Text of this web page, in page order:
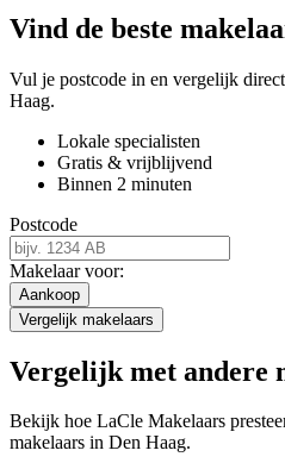
Vind de beste
Vul je postcode in en vergelijk
Haag.
Lokale specialisten
Gratis & vrijblijvend
Binnen 2 minuten
Postcode
Makelaar voor:
Aankoop
Vergelijk makelaars
Vergelijk met andere
Bekijk hoe LaCle Makelaars
makelaars in Den Haag.